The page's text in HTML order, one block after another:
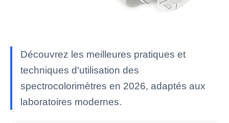
Découvrez les meilleures pratiques et
techniques d'utilisation des
spectrocolorimètres en 2026, adaptés aux
laboratoires modernes.